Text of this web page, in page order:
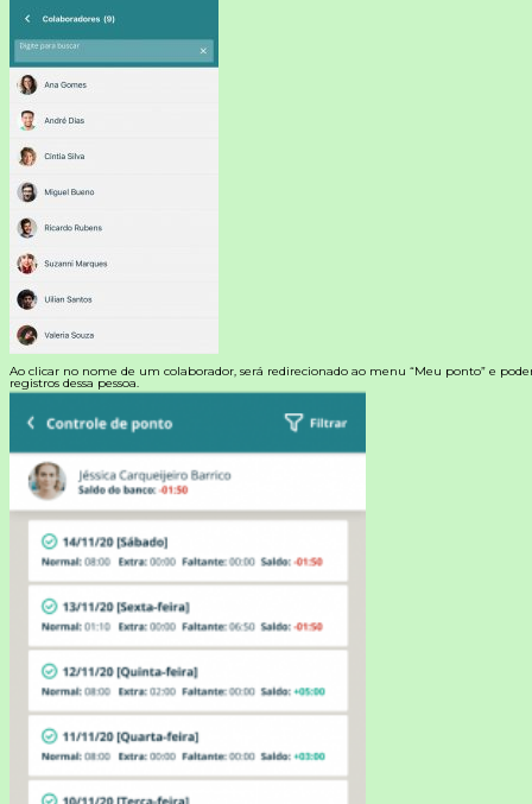
Ao clicar no nome de um colaborador, será redirecionado ao menu “Meu ponto” e
registros dessa pessoa.